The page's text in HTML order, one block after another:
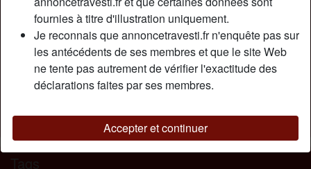
fournies à titre d'illustration uniquement.
Je reconnais que annoncetravesti.fr n'enquête pas sur
les antécédents de ses membres et que le site Web
ne tente pas autrement de vérifier l'exactitude des
déclarations faites par ses membres.
Accepter et continuer
maximum, je suis très sexy, garce et complaisante, une
grosse bite de 22cm et une laitière, avec moi vous vivrez
une expérience très agréable et différente que vous
n'oublierez pas... je vous attends.
Cherche
Caucasien(ne), 18-25